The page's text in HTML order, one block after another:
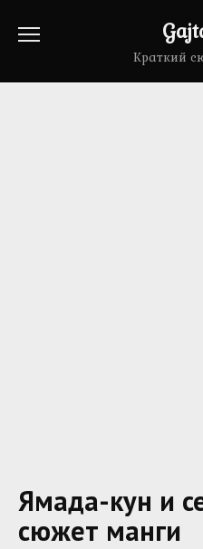
Краткий
Ямада-кун и
сюжет манги